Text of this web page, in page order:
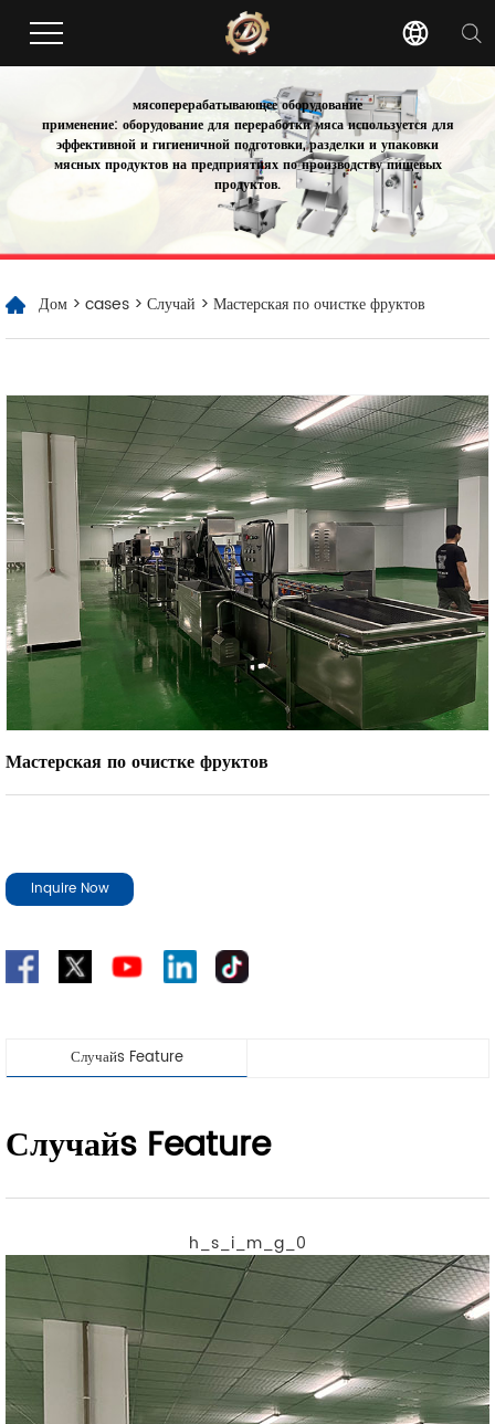
мясоперерабатывающее оборудование
применение: оборудование для переработки мяса используется для
эффективной и гигиеничной подготовки, разделки и упаковки
мясных продуктов на предприятиях по производству пищевых
продуктов.
Дом > cases > Случай > Мастерская по очистке фруктов
Мастерская по очистке фруктов
Inquire Now
Случайs Feature
Случайs Feature
h_s_i_m_g_0